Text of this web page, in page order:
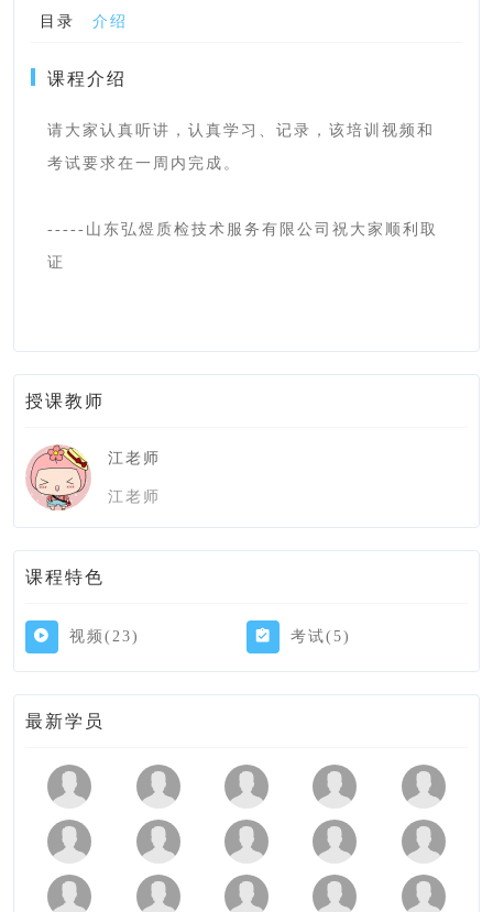
目录 介绍
课程介绍
请大家认真听讲，认真学习、记录，该培训视频和
考试要求在一周内完成。
-----山东弘煜质检技术服务有限公司祝大家顺利取
证
授课教师
江老师
江老师
课程特色
视频(23) 考试(5)
最新学员